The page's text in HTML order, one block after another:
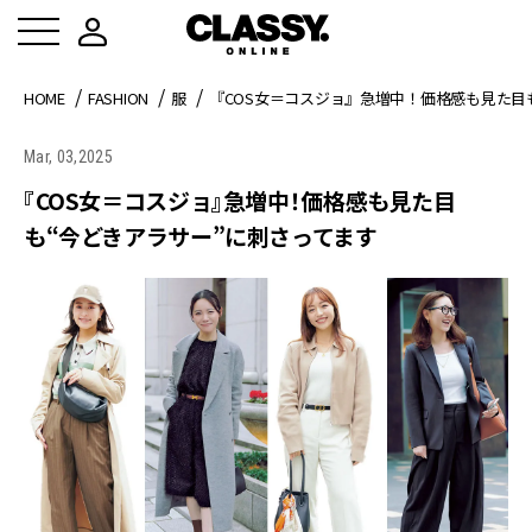
HOME FASHION 服 『COS女＝コスジョ』急増中！価格感も見た
Mar, 03,2025
『COS女＝コスジョ』急増中！価格感も見た目
も“今どきアラサー”に刺さってます